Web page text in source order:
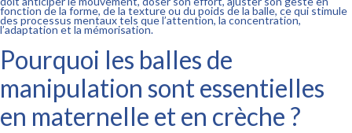
fonction de la forme, de la texture ou du poids de la balle, ce qui stimule
des processus mentaux tels que l’attention, la concentration,
l’adaptation et la mémorisation.
Pourquoi les balles de
manipulation sont essentielles
en maternelle et en crèche ?